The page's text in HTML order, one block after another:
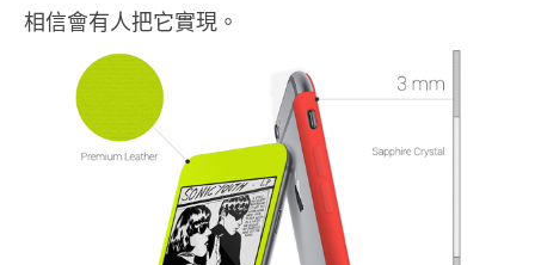
相信會有人把它實現。